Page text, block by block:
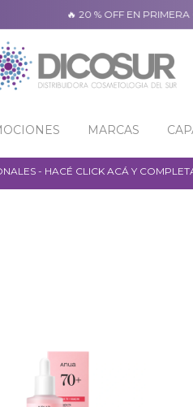
🔥 20 % OFF EN PRIMERA
MARCAS
- HACÉ CLICK ACÁ Y